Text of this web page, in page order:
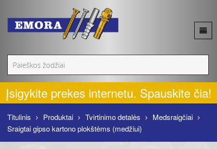
Apie mus
Akcijos
Naujienos
Produktai
Įsigykite prekes internetu. Spauskite čia!
Titulinis Produktai Tvirtinimo detalės
Medsraigčiai
Sraigtai gipso kartono plokštėms (medžiui)